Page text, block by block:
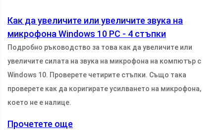
Как да увеличите или увеличите звука на
микрофона Windows 10 PC - 4 стъпки
Подробно ръководство за това как да увеличите или
увеличите силата на звука на микрофона на компютър с
Windows 10. Проверете четирите стъпки. Също така
проверете как да коригирате усилването на микрофона,
което не е налице.
Прочетете още